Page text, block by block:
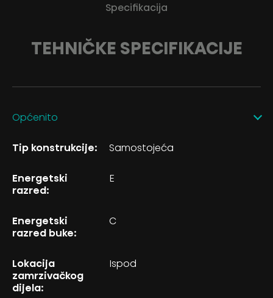
Specifikacija
TEHNIČKE SPECIFIKACIJE
Općenito
Tip konstrukcije: Samostojeća
Energetski
razred:
E
Energetski
razred buke:
C
Lokacija
zamrzivačkog
dijela:
Ispod